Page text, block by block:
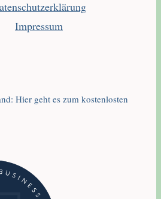
Impressum
Hier geht es zum kostenlosten